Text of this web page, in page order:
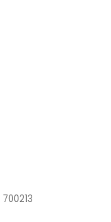
700213